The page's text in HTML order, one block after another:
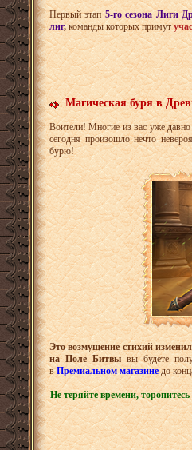
Первый этап5-го сезона Лиги
лиг,команды которых примут
Магическая буря в
Воители! Многие из вас уже
сегодня произошло нечто
бурю!
Это возмущение стихий
на Поле Битвывы будете
вПремиальном магазинедо
Не теряйте времени,